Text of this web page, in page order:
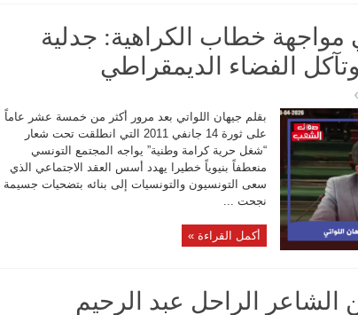
مواجهة خطاب الكراهية: جدلية
وتآكل الفضاء الديمقراطي
بقلم جيهان اللواتي بعد مرور أكثر من خمسة عشر عاماً
على ثورة 14 جانفي 2011 التي انطلقت تحت شعار
“شغل حرية كرامة وطنية” يواجه المجتمع التونسي
منعطفاً بنيوياً خطيرا يهدد أسس العقد الاجتماعي الذي
سعى التونسيون والتونسيات إلى بنائه بتضحيات جسيمة
نجحت ...
أكمل القراءة »
الشاعر الراحل عبد الرحيم